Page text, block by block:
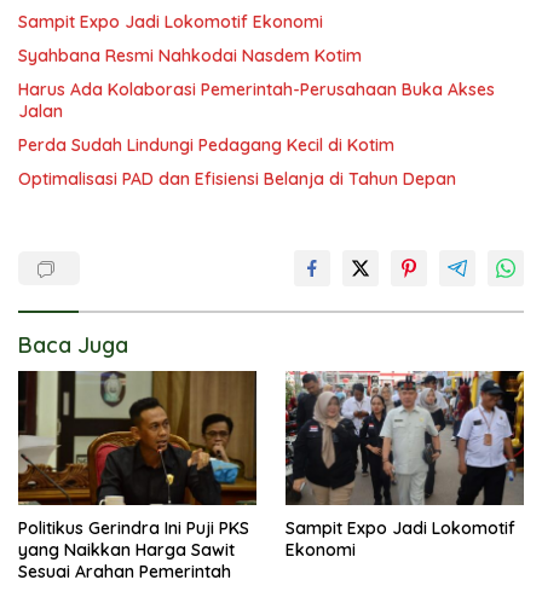
Sampit Expo Jadi Lokomotif Ekonomi
Syahbana Resmi Nahkodai Nasdem Kotim
Harus Ada Kolaborasi Pemerintah-Perusahaan Buka Akses
Jalan
Perda Sudah Lindungi Pedagang Kecil di Kotim
Optimalisasi PAD dan Efisiensi Belanja di Tahun Depan
Baca Juga
Politikus Gerindra Ini Puji PKS
yang Naikkan Harga Sawit
Sesuai Arahan Pemerintah
Sampit Expo Jadi Lokomotif
Ekonomi